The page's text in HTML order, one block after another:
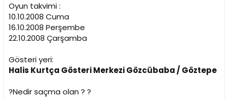
Oyun takvimi :
10.10.2008 Cuma
16.10.2008 Perşembe
22.10.2008 Çarşamba
Gösteri yeri:
Halis Kurtça Gösteri Merkezi Gözcübaba / Göztepe
?Nedir saçma olan ? ?